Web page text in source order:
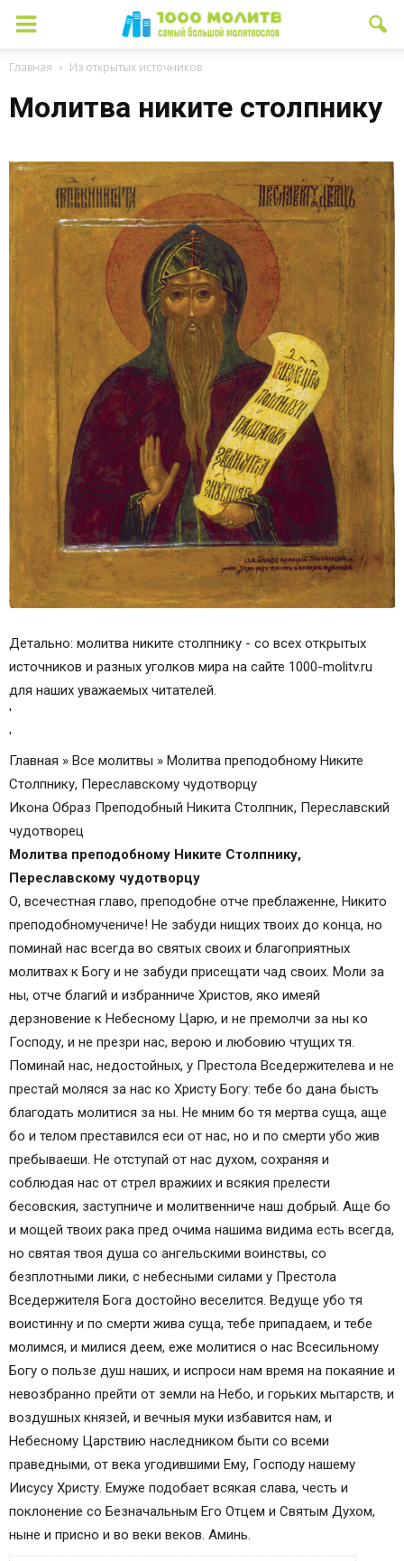
Главная Из открытых источников
Молитва никите столпнику
Детально: молитва никите столпнику - со всех открытых
источников и разных уголков мира на сайте 1000-molitv.ru
для наших уважаемых читателей.
'
'
Главная » Все молитвы » Молитва преподобному Никите
Столпнику, Переславскому чудотворцу
Икона Образ Преподобный Никита Столпник, Переславский
чудотворец
Молитва преподобному Никите Столпнику,
Переславскому чудотворцу
О, всечестная главо, преподобне отче преблаженне, Никито
преподобномучениче! Не забуди нищих твоих до конца, но
поминай нас всегда во святых своих и благоприятных
молитвах к Богу и не забуди присещати чад своих. Моли за
ны, отче благий и избранниче Христов, яко имеяй
дерзновение к Небесному Царю, и не премолчи за ны ко
Господу, и не презри нас, верою и любовию чтущих тя.
Поминай нас, недостойных, у Престола Вседержителева и не
престай моляся за нас ко Христу Богу: тебе бо дана бысть
благодать молитися за ны. Не мним бо тя мертва суща, аще
бо и телом преставился еси от нас, но и по смерти убо жив
пребываеши. Не отступай от нас духом, сохраняя и
соблюдая нас от стрел вражиих и всякия прелести
бесовския, заступниче и молитвенниче наш добрый. Аще бо
и мощей твоих рака пред очима нашима видима есть всегда,
но святая твоя душа со ангельскими воинствы, со
безплотными лики, с небесными силами у Престола
Вседержителя Бога достойно веселится. Ведуще убо тя
воистинну и по смерти жива суща, тебе припадаем, и тебе
молимся, и милися деем, еже молитися о нас Всесильному
Богу о пользе душ наших, и испроси нам время на покаяние и
невозбранно прейти от земли на Небо, и горьких мытарств, и
воздушных князей, и вечныя муки избавится нам, и
Небесному Царствию наследником быти со всеми
праведными, от века угодившими Ему, Господу нашему
Иисусу Христу. Емуже подобает всякая слава, честь и
поклонение со Безначальным Его Отцем и Святым Духом,
ныне и присно и во веки веков. Аминь.